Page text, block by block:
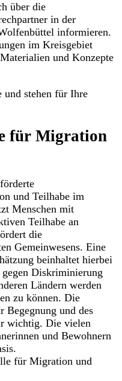
über die
in der
informieren.
im Kreisgebiet
und Konzepte
und stehen für Ihre
für Migration
und Teilhabe im
Menschen mit
Teilhabe an
die
Gemeinwesens. Eine
beinhaltet hierbei
Diskriminierung
Ländern werden
zu können. Die
Begegnung und des
wichtig. Die vielen
und Bewohnern
für Migration und